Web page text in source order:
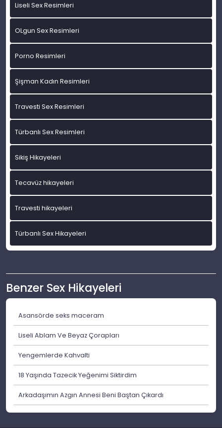
Liseli Sex Resimleri
OLgun Sex Resimleri
Porno Resimleri
Şişman Kadın Resimleri
Travesti Sex Resimleri
Türbanlı Sex Resimleri
Sikiş Hikayeleri
Tecavüz hikayeleri
Travesti hikayeleri
Türbanlı Sex Hikayeleri
Benzer Sex Hikayeleri
Asansörde seks maceram
Liseli Ablam Ve Beyaz Çorapları
Yengemlerde Kahvalti
18 Yaşında Tazecik Yeğenimi Siktirdim
Arkadaşımın Azgın Annesi Beni Baştan Çıkardı